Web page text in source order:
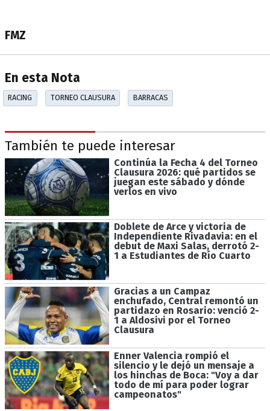
FMZ
En esta Nota
RACING TORNEO CLAUSURA BARRACAS
También te puede interesar
Continúa la Fecha 4 del Torneo
Clausura 2026: qué partidos se
juegan este sábado y dónde
verlos en vivo
Doblete de Arce y victoria de
Independiente Rivadavia: en el
debut de Maxi Salas, derrotó 2-
1 a Estudiantes de Río Cuarto
Gracias a un Campaz
enchufado, Central remontó un
partidazo en Rosario: venció 2-
1 a Aldosivi por el Torneo
Clausura
Enner Valencia rompió el
silencio y le dejó un mensaje a
los hinchas de Boca: "Voy a dar
todo de mí para poder lograr
campeonatos"